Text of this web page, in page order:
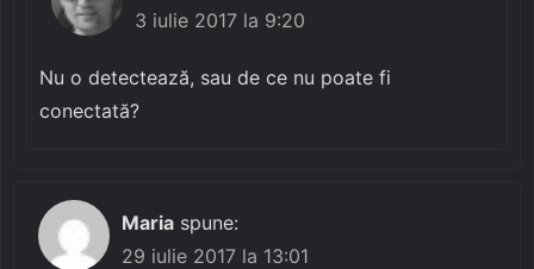
3 iulie 2017 la 9:20
Nu o detectează, sau de ce nu poate fi
conectată?
Maria spune:
29 iulie 2017 la 13:01